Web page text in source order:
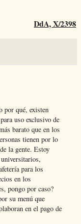
DdA, X/2398
por qué, existen
uso exclusivo de
barato que en los
tienen por lo
la gente. Estoy
para los
en los
pongo por caso?
su menú que
en el pago de